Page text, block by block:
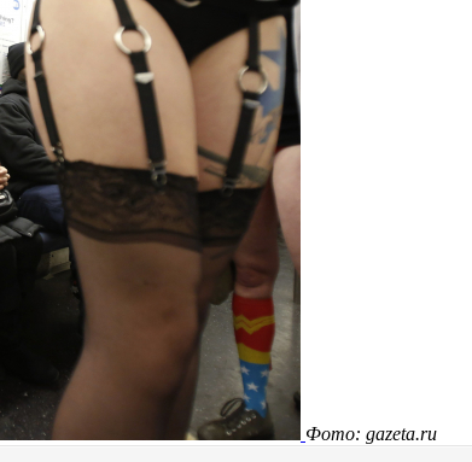
Фото: gazeta.ru